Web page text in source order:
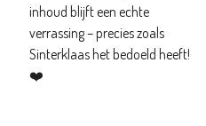
inhoud blijft een echte
verrassing – precies zoals
Sinterklaas het bedoeld heeft!
❤️